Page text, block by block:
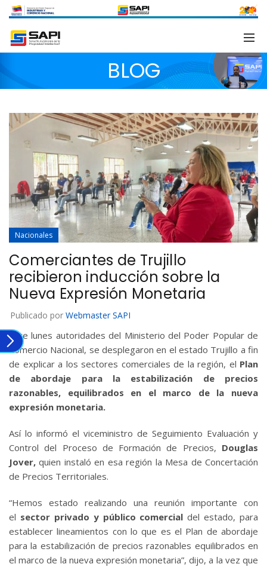
BLOG
Nacionales
Comerciantes de Trujillo
recibieron inducción sobre la
Nueva Expresión Monetaria
Publicado por Webmaster SAPI
Este lunes autoridades del Ministerio del Poder Popular de
Comercio Nacional, se desplegaron en el estado Trujillo a fin
de explicar a los sectores comerciales de la región, el Plan
de abordaje para la estabilización de precios
razonables, equilibrados en el marco de la nueva
expresión monetaria.
Así lo informó el viceministro de Seguimiento Evaluación y
Control del Proceso de Formación de Precios, Douglas
Jover, quien instaló en esa región la Mesa de Concertación
de Precios Territoriales.
“Hemos estado realizando una reunión importante con
el sector privado y público comercial del estado, para
establecer lineamientos con lo que es el Plan de abordaje
para la estabilización de precios razonables equilibrados en
el marco de la nueva expresión monetaria”, dijo, a la vez que